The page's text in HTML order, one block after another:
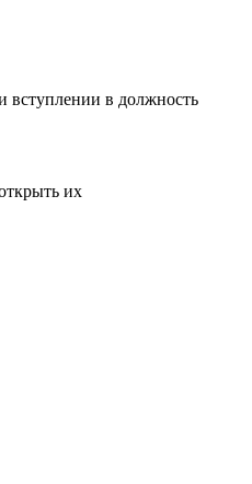
вступлении в должность
их